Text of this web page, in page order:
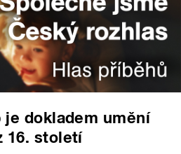
dokladem umění
16. století